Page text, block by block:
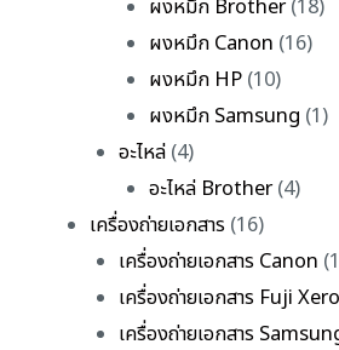
ผงหมึก Brother(18)
ผงหมึก Canon (16)
ผงหมึก HP (10)
ผงหมึก Samsung (1)
อะไหล่ (4)
อะไหล่ Brother(4)
เครื่องถ่ายเอกสาร (16)
เครื่องถ่ายเอกสาร Canon
เครื่องถ่ายเอกสาร Fuji
เครื่องถ่ายเอกสาร